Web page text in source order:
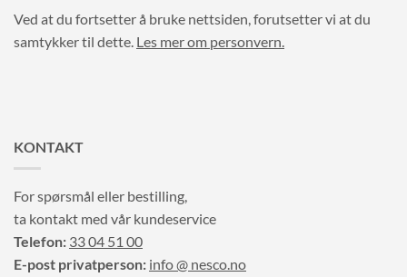
Ved at du fortsetter å bruke nettsiden, forutsetter vi at du
samtykker til dette. Les mer om personvern.
KONTAKT
For spørsmål eller bestilling,
ta kontakt med vår kundeservice
Telefon: 33 04 51 00
E-post privatperson: info @ nesco.no